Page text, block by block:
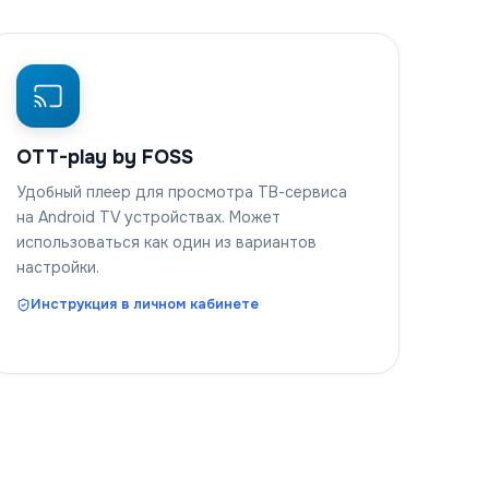
OTT-play by FOSS
Удобный плеер для просмотра ТВ-сервиса
на Android TV устройствах. Может
использоваться как один из вариантов
настройки.
Инструкция в личном кабинете